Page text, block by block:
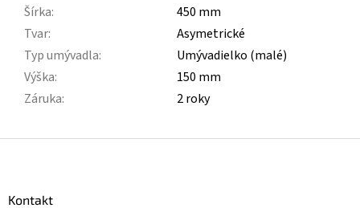
Šírka:
450 mm
Tvar:
Asymetrické
Typ umývadla:
Umývadielko (malé)
Výška:
150 mm
Záruka: 2 roky
Kontakt